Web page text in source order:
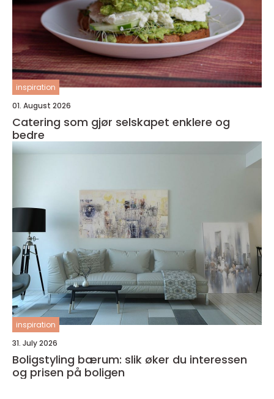
inspiration
01. August 2026
Catering som gjør selskapet enklere og
bedre
inspiration
31. July 2026
Boligstyling bærum: slik øker du interessen
og prisen på boligen